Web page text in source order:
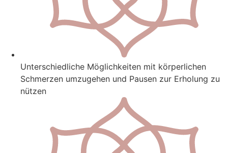
Unterschiedliche Möglichkeiten mit körperlichen
Schmerzen umzugehen und Pausen zur Erholung zu
nützen